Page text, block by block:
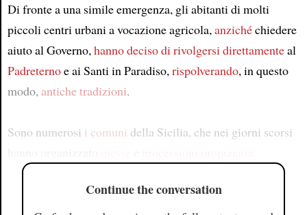
Di fronte a una simile emergenza, gli abitanti di molti
piccoli centri urbani a vocazione agricola,anzichéchiedere
aiuto al Governo,hanno deciso di rivolgersi direttamenteal
Padreternoe ai Santi in Paradiso,rispolverando, in questo
modo,antiche tradizioni.
Sono numerosi i comuni della Sicilia, che nei giorni scorsi
Continue the conversation